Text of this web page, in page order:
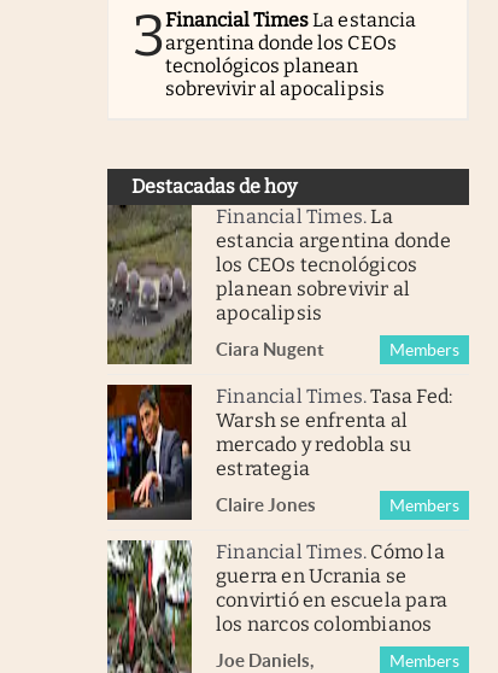
3Financial TimesLa estancia
argentina donde los CEOs
tecnológicos planean
sobrevivir al apocalipsis
Destacadas de hoy
Financial Times.La
estancia argentina donde
los CEOs tecnológicos
planean sobrevivir al
apocalipsis
Ciara Nugent Members
Financial Times.Tasa Fed:
Warsh se enfrenta al
mercado y redobla su
estrategia
Claire Jones Members
Financial Times. Cómo la
guerra en Ucrania se
convirtió en escuela para
los narcos colombianos
Joe Daniels,
Members